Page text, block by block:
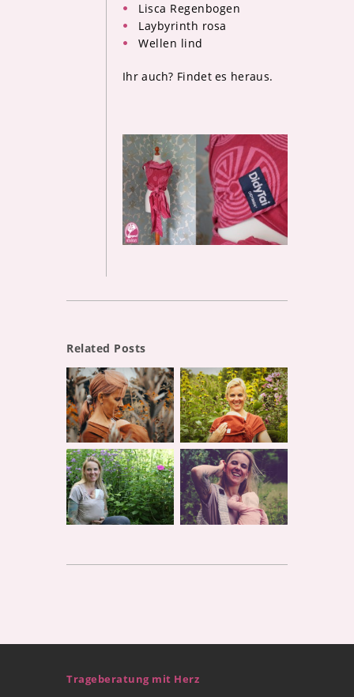
Lisca Regenbogen
Laybyrinth rosa
Wellen lind
Ihr auch? Findet es heraus.
Related Posts
Trageberatung mit Herz